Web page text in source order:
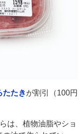
たたきが割引（100円
は、植物油脂やショ